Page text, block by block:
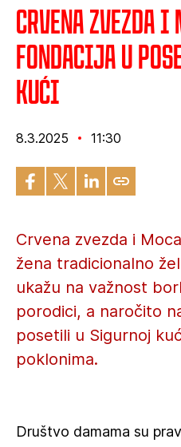
Crvena zvezda
fondacija u
kući
8.3.2025 11:30
Crvena zvezda i
žena tradicionalno
ukažu na važnost
porodici, a naročito
posetili u Sigurnoj
poklonima.
Društvo damama su